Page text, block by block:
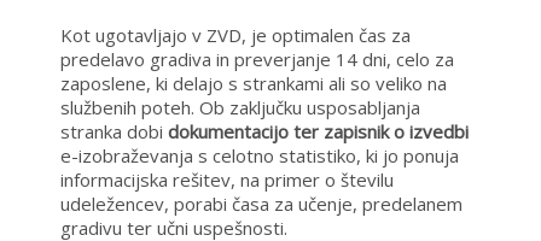
Kot ugotavljajo v ZVD, je optimalen čas za
predelavo gradiva in preverjanje 14 dni, celo za
zaposlene, ki delajo s strankami ali so veliko na
službenih poteh. Ob zaključku usposabljanja
stranka dobi dokumentacijo ter zapisnik o izvedbi
e-izobraževanja s celotno statistiko, ki jo ponuja
informacijska rešitev, na primer o številu
udeležencev, porabi časa za učenje, predelanem
gradivu ter učni uspešnosti.